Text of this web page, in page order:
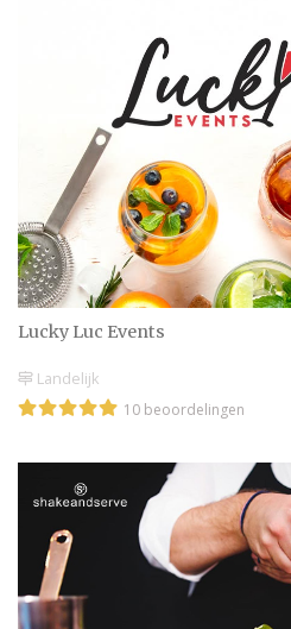
Lucky Luc Events
Landelijk
10 beoordelingen